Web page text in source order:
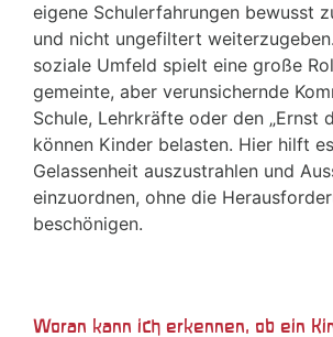
eigene Schulerfahrungen bewusst
und nicht ungefiltert
soziale Umfeld spielt eine große
gemeinte, aber verunsichernde
Schule, Lehrkräfte oder den „Ernst
können Kinder belasten. Hier hilft
Gelassenheit auszustrahlen und
einzuordnen, ohne die
beschönigen.
Woran kann ich erkennen, ob ein